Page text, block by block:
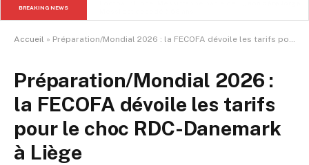
BREAKING NEWS
Accueil » Préparation/Mondial 2026 : la FECOFA dévoile les tarifs pour le choc RDC-Danemark à Liège
Préparation/Mondial 2026 :
la FECOFA dévoile les tarifs
pour le choc RDC-Danemark
à Liège